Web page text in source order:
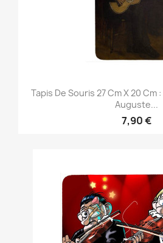
Tapis De Souris 27 Cm X 20 Cm
Auguste...
7,90 €